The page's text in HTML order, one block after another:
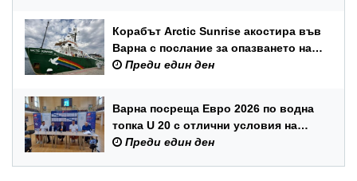
Корабът Arctic Sunrise акостира във
Варна с послание за опазването на
Черно море
Преди един ден
Варна посреща Евро 2026 по водна
топка U 20 с отлични условия на
състезателните басейни
Преди един ден